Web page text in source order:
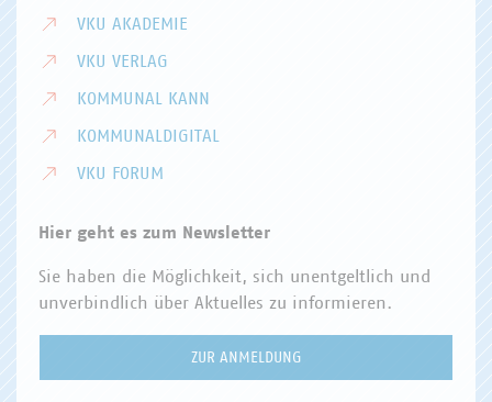
VKU AKADEMIE
VKU VERLAG
KOMMUNAL KANN
KOMMUNALDIGITAL
VKU FORUM
Hier geht es zum Newsletter
Sie haben die Möglichkeit, sich unentgeltlich und
unverbindlich über Aktuelles zu informieren.
ZUR ANMELDUNG